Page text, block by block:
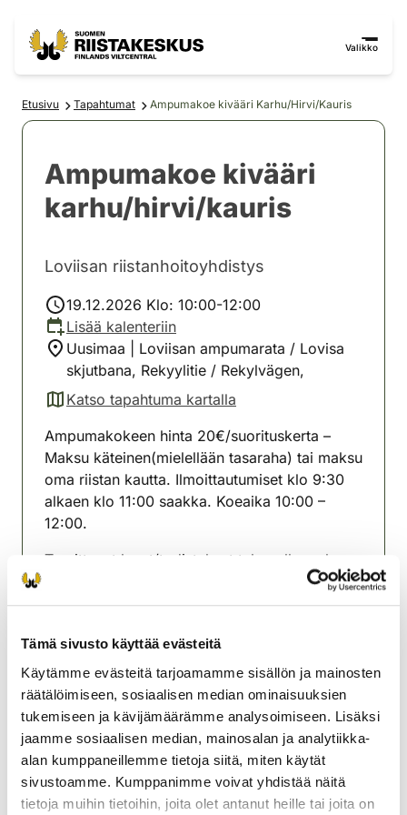
Tämä sivusto käyttää evästeitä
Käytämme evästeitä tarjoamamme sisällön ja mainosten
räätälöimiseen, sosiaalisen median ominaisuuksien
tukemiseen ja kävijämäärämme analysoimiseen. Lisäksi
jaamme sosiaalisen median, mainosalan ja analytiikka-
alan kumppaneillemme tietoja siitä, miten käytät
sivustoamme. Kumppanimme voivat yhdistää näitä
tietoja muihin tietoihin, joita olet antanut heille tai joita on
Valikko
Etusivu Tapahtumat Ampumakoe kivääri Karhu/Hirvi/Kauris
Ampumakoe kivääri
karhu/hirvi/kauris
Loviisan riistanhoitoyhdistys
19.12.2026 Klo: 10:00-12:00
Lisää kalenteriin
Uusimaa | Loviisan ampumarata / Lovisa
skjutbana, Rekyylitie / Rekylvägen,
Katso tapahtuma kartalla
(avautuu uuteen välilehteen)
Ampumakokeen hinta 20€/suorituskerta –
Maksu käteinen(mielellään tasaraha) tai maksu
oma riistan kautta. Ilmoittautumiset klo 9:30
alkaen klo 11:00 saakka. Koeaika 10:00 –
12:00.
Tarvittavat luvat/todistukset tulee olla mukana.
Tiedustelut numerosta 0413299205/Loviisan
Uusimaa
0413299205
loviisa@rhy.riista.fi